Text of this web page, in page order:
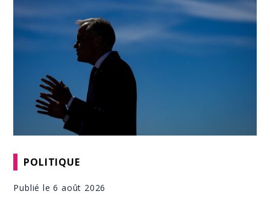
POLITIQUE
Publié le 6 août 2026